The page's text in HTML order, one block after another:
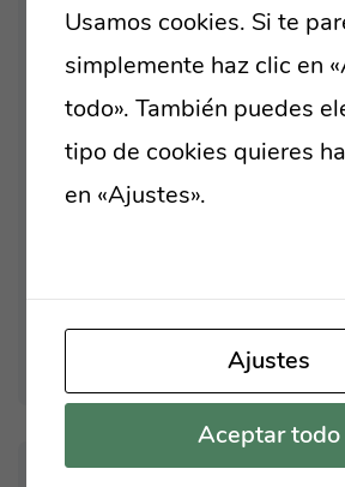
TO A ROBUST
ORGANICALLY
HOLISTIC
OVERRIDE THE
BRING TO THE
WIN SURVIVAL
Usamos cookies. Si te
simplemente haz clic en
todo». También puedes
tipo de cookies quieres
en «Ajustes».
Ajustes
Aceptar todo